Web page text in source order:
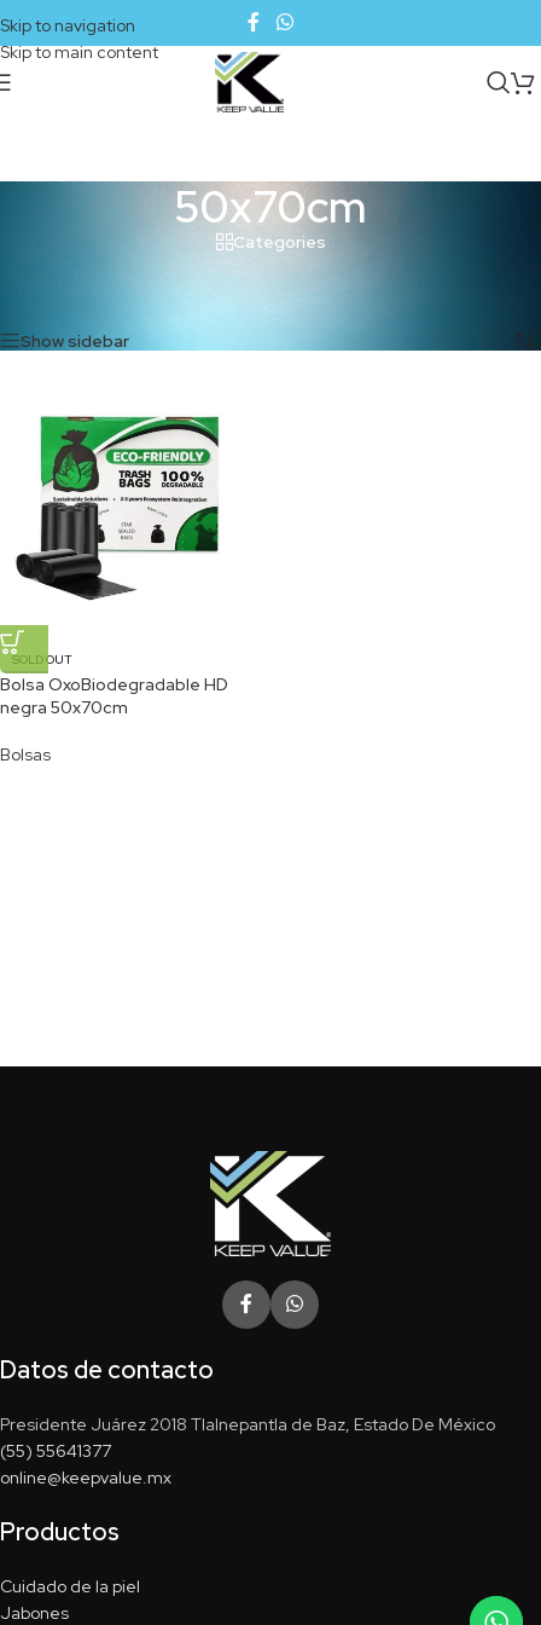
Skip to navigation
Skip to main content
50x70cm
Categories
Productos etiquetados “50x70cm”
Show sidebar
SOLD OUT
Bolsa OxoBiodegradable HD
negra 50x70cm
Bolsas
Datos de contacto
Presidente Juárez 2018 Tlalnepantla de Baz, Estado De México
(55) 55641377
online@keepvalue.mx
Productos
Cuidado de la piel
Jabones